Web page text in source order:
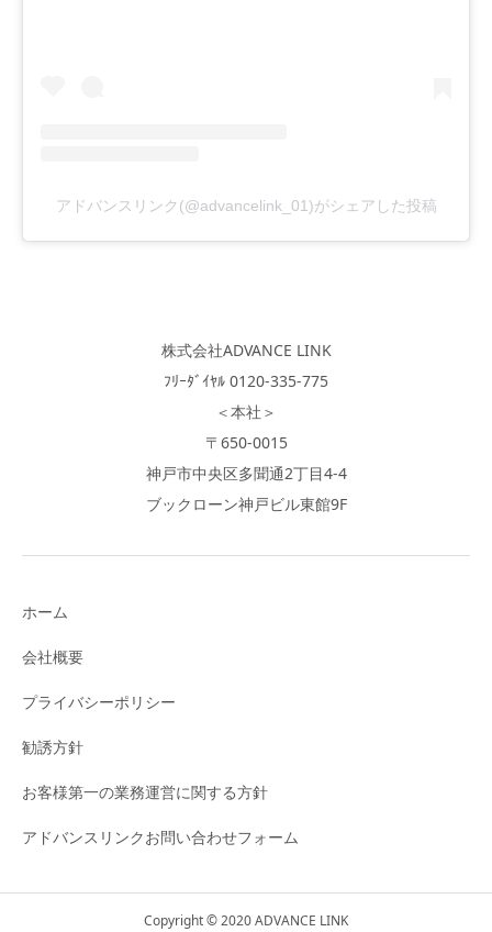
アドバンスリンク(@advancelink_01)がシェアした投稿
株式会社ADVANCE LINK
ﾌﾘｰﾀﾞｲﾔﾙ 0120-335-775
＜本社＞
〒650-0015
神戸市中央区多聞通2丁目4-4
ブックローン神戸ビル東館9F
ホーム
会社概要
プライバシーポリシー
勧誘方針
お客様第一の業務運営に関する方針
アドバンスリンクお問い合わせフォーム
Copyright © 2020 ADVANCE LINK